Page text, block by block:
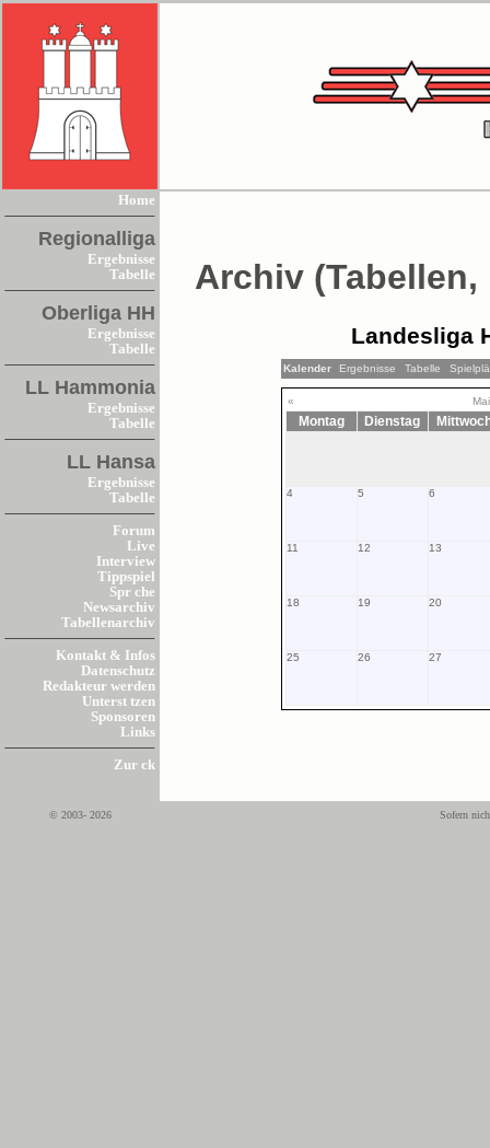
Home
Regionalliga
Ergebnisse
Tabelle
Oberliga HH
Ergebnisse
Tabelle
LL Hammonia
Ergebnisse
Tabelle
LL Hansa
Ergebnisse
Tabelle
Forum
Live
Interview
Tippspiel
Spr che
Newsarchiv
Tabellenarchiv
Kontakt & Infos
Datenschutz
Redakteur werden
Unterst tzen
Sponsoren
Links
Zur ck
Archiv
Landesliga
Kalender Ergebnisse Tabelle
«
Montag Dienstag
4 5 6
11 12 13
18 19 20
25 26 27
© 2003- 2026 Sofern